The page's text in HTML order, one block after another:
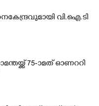
​വി.​ഐ.​ടി
75-ാമത് ഓണററി